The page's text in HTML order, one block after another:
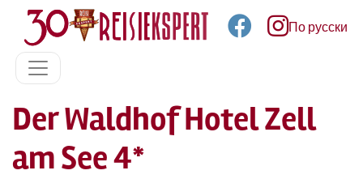
По русски
Der Waldhof Hotel Zell
am See 4*